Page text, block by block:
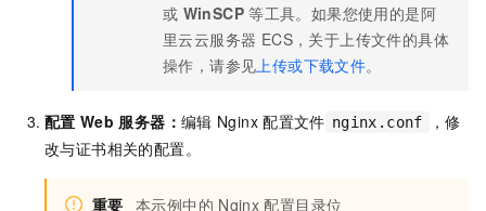
或 WinSCP 等工具。如果您使用的是阿
里云云服务器 ECS ，关于上传文件的具体
操作，请参见 上传或下载文件。
配置 Web 服务器： 编辑 Nginx 配置文件 nginx.conf
，修
改与证书相关的配置。
重要 本示例中的 Nginx 配置目录位